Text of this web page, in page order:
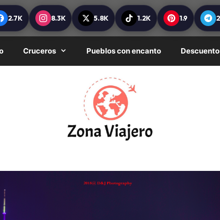
2.7K 8.3K 5.8K 1.2K 1.9
Cruceros Pueblos con encanto